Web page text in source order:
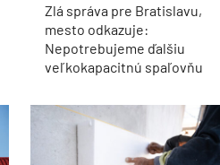
Zlá správa pre Bratislavu,
mesto odkazuje:
Nepotrebujeme ďalšiu
veľkokapacitnú spaľovňu